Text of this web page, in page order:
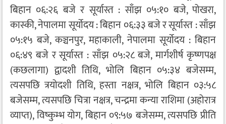
बिहान ०६:२६ बजे र सूर्यास्त : साँझ ०५:१० बजे, पोखरा,
कास्की, नेपालमा सूर्योदय : बिहान ०६:३३ बजे र सूर्यास्त : साँझ
०५:१५ बजे, कञ्चनपुर, महाकाली, नेपालमा सूर्योदय : बिहान
०६:४९ बजे र सूर्यास्त : साँझ ०५:२८ बजे, मार्गशीर्ष कृष्णपक्ष
(कछलागा) द्वादशी तिथि, भोलि बिहान ०५:३४ बजेसम्म,
त्यसपछि त्रयोदशी तिथि, हस्ता नक्षत्र, भोलि बिहान ०३:५८
बजेसम्म, त्यसपछि चित्रा नक्षत्र, चन्द्रमा कन्या राशिमा (अहोरात्र
व्याप्त), विष्कुम्भ योग, बिहान ०९:५७ बजेसम्म, त्यसपछि प्रीति